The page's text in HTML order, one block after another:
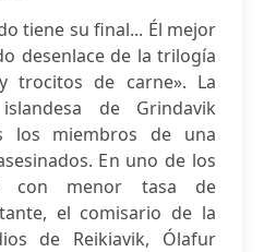
tiene su final... Él mejor
desenlace de la trilogía
trocitos de carne». La
de Grindavik
los miembros de una
En uno de los
con menor tasa de
el comisario de la
de Reikiavik, Ólafur